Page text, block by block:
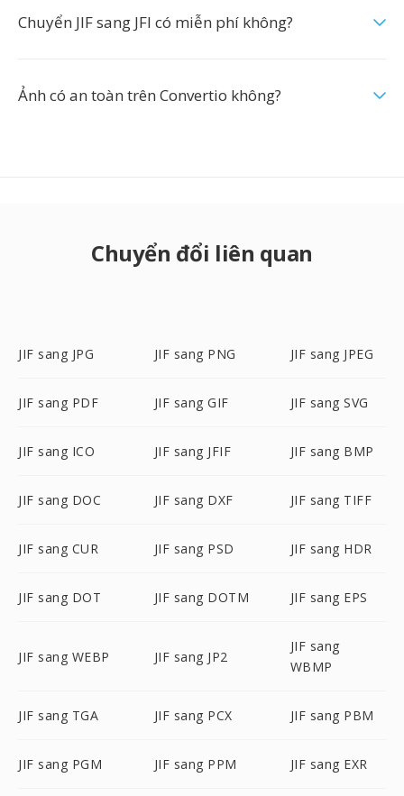
Chuyển JIF sang JFI có miễn phí không?
Ảnh có an toàn trên Convertio không?
Chuyển đổi liên quan
JIF sang JPG JIF sang PNG JIF sang JPEG
JIF sang PDF JIF sang GIF JIF sang SVG
JIF sang ICO JIF sang JFIF JIF sang BMP
JIF sang DOC JIF sang DXF JIF sang TIFF
JIF sang CUR JIF sang PSD JIF sang HDR
JIF sang DOT JIF sang DOTM JIF sang EPS
JIF sang WEBP JIF sang JP2
JIF sang
WBMP
JIF sang TGA JIF sang PCX JIF sang PBM
JIF sang PGM JIF sang PPM JIF sang EXR